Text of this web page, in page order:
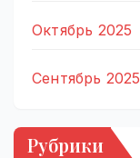
Октябрь 2025
Сентябрь 2025
Рубрики